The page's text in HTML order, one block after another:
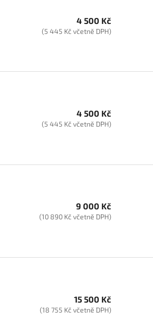
4 500 Kč
(5 445 Kč včetně DPH)
4 500 Kč
(5 445 Kč včetně DPH)
9 000 Kč
(10 890 Kč včetně DPH)
15 500 Kč
(18 755 Kč včetně DPH)